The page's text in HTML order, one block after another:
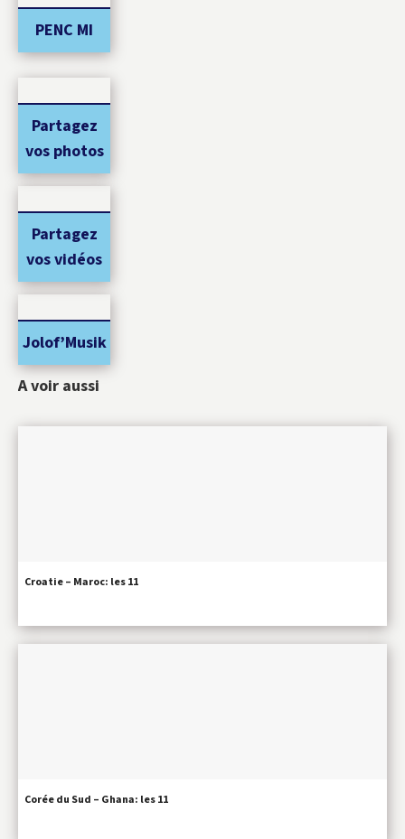
PENC MI
Partagez
vos photos
Partagez
vos vidéos
Jolof’Musik
A voir aussi
Croatie – Maroc: les 11
Corée du Sud – Ghana: les 11